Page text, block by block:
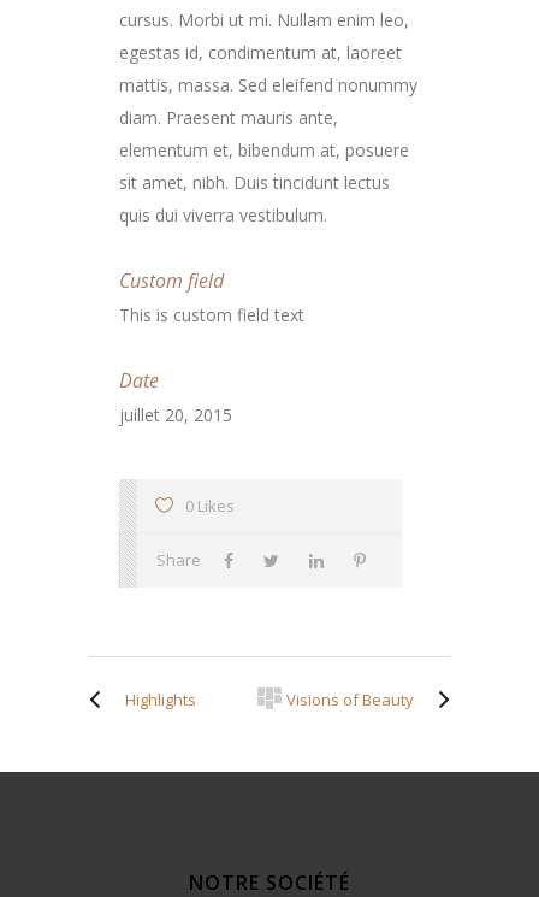
cursus. Morbi ut mi. Nullam enim leo,
egestas id, condimentum at, laoreet
mattis, massa. Sed eleifend nonummy
diam. Praesent mauris ante,
elementum et, bibendum at, posuere
sit amet, nibh. Duis tincidunt lectus
quis dui viverra vestibulum.
Custom field
This is custom field text
Date
juillet 20, 2015
0 Likes
Share
Highlights Visions of Beauty
NOTRE SOCIÉTÉ